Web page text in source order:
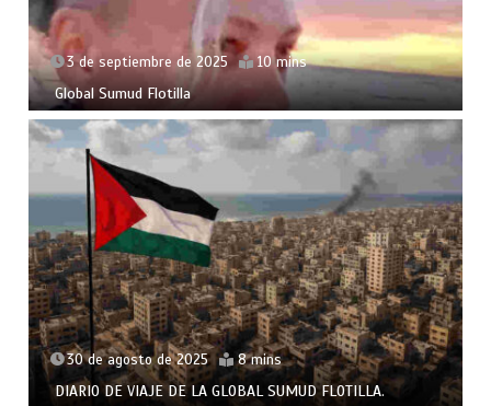
3 de septiembre de 2025 10 mins
Global Sumud Flotilla
30 de agosto de 2025 8 mins
DIARIO DE VIAJE DE LA GLOBAL SUMUD FLOTILLA.